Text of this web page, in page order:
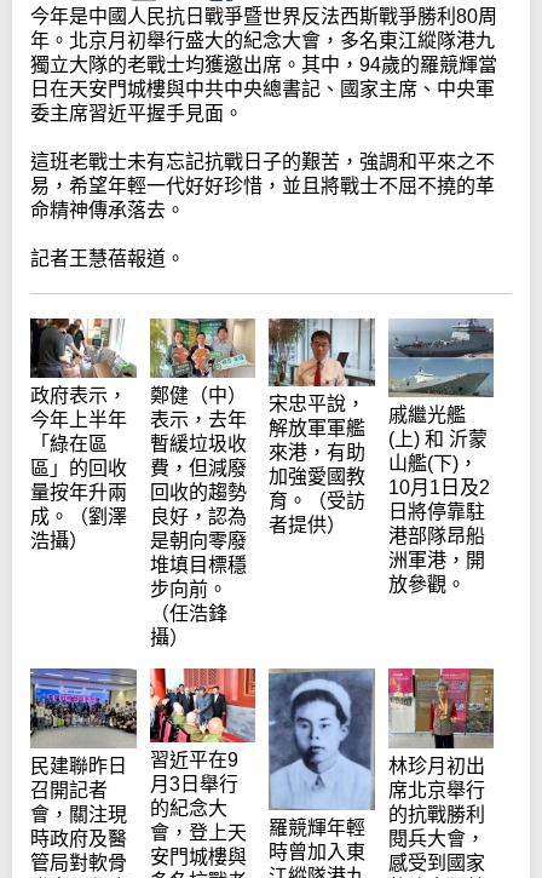
今年是中國人民抗日戰爭暨世界反法西斯戰爭勝利80周
年。北京月初舉行盛大的紀念大會，多名東江縱隊港九
獨立大隊的老戰士均獲邀出席。其中，94歲的羅競輝當
日在天安門城樓與中共中央總書記、國家主席、中央軍
委主席習近平握手見面。
這班老戰士未有忘記抗戰日子的艱苦，強調和平來之不
易，希望年輕一代好好珍惜，並且將戰士不屈不撓的革
命精神傳承落去。
記者王慧蓓報道。
政府表示，
今年上半年
「綠在區
區」的回收
量按年升兩
成。（劉澤
浩攝）
鄭健（中）
表示，去年
暫緩垃圾收
費，但減廢
回收的趨勢
良好，認為
是朝向零廢
堆填目標穩
步向前。
（任浩鋒
攝）
宋忠平說，
解放軍軍艦
來港，有助
加強愛國教
育。（受訪
者提供）
戚繼光艦
(上) 和 沂蒙
山艦(下)，
10月1日及2
日將停靠駐
港部隊昂船
洲軍港，開
放參觀。
民建聯昨日
召開記者
會，關注現
時政府及醫
管局對軟骨
習近平在9
月3日舉行
的紀念大
會，登上天
安門城樓與
羅競輝年輕
時曾加入東
林珍月初出
席北京舉行
的抗戰勝利
閱兵大會，
感受到國家